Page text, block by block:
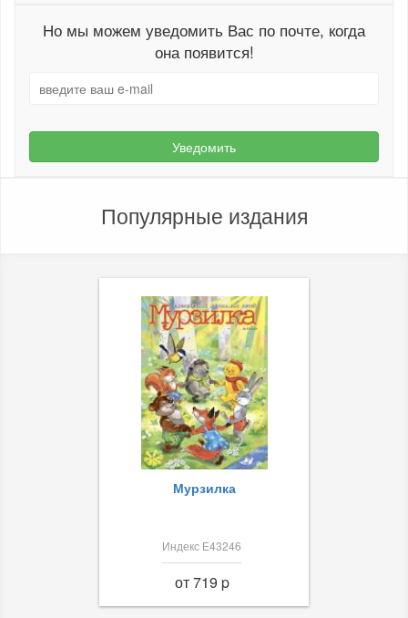
Но мы можем уведомить Вас по почте, когда
она появится!
Уведомить
Популярные издания
Мурзилка
Индекс Е43246
от 719 p